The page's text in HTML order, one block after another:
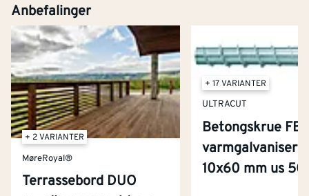
Anbefalinger
+ 2 VARIANTER
MøreRoyal®
Terrassebord DUO
+ 17 VARIANTER
ULTRACUT
Betongskrue
varmgalvanisert
10x60 mm us